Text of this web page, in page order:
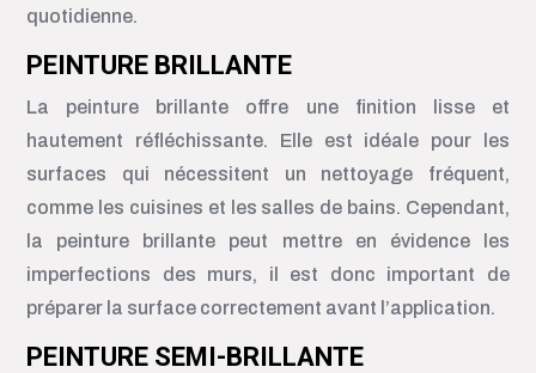
quotidienne.
PEINTURE BRILLANTE
La peinture brillante offre une finition lisse et
hautement réfléchissante. Elle est idéale pour les
surfaces qui nécessitent un nettoyage fréquent,
comme les cuisines et les salles de bains. Cependant,
la peinture brillante peut mettre en évidence les
imperfections des murs, il est donc important de
préparer la surface correctement avant l’application.
PEINTURE SEMI-BRILLANTE